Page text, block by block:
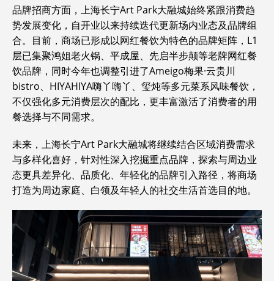
品牌招商方面，上海长宁Art Park大融城始终紧跟消费趋
势发展变化，自开业以来持续迭代更新场内业态及品牌组
合。目前，商场已形成以网红餐饮为特色的品牌矩阵，L1
层已集聚鸿姐老火锅、平成屋、先启半步颠等老牌网红餐
饮品牌，同时今年也调整引进了Ameigo梅果·云贵川
bistro、HIYAHIYA嗨丫嗨丫、玺炖等多元菜系风味餐饮，
不仅强化多元消费层次的配比，更丰富激活了消费者的用
餐选择与不同需求。
未来，上海长宁Art Park大融城将继续结合区域消费需求
与多样化喜好，针对性深入挖掘重点品牌，探索与周边业
态更具差异化、品质化、年轻化的品牌引入路径，将商场
打造为周边家庭、白领及年轻人的社交生活首选目的地。